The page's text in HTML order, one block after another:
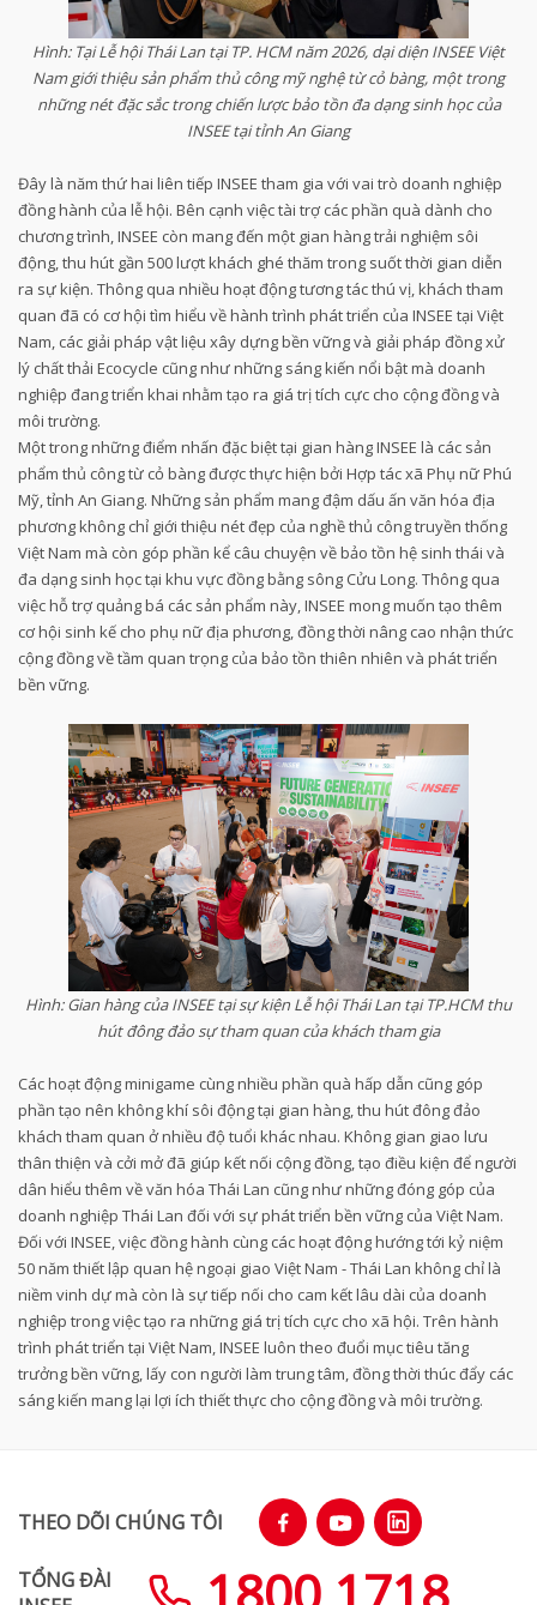
Hình: Tại Lễ hội Thái Lan tại TP. HCM năm 2026, dại diện INSEE Việt
Nam giới thiệu sản phẩm thủ công mỹ nghệ từ cỏ bàng, một trong
những nét đặc sắc trong chiến lược bảo tồn đa dạng sinh học của
INSEE tại tỉnh An Giang
Đây là năm thứ hai liên tiếp INSEE tham gia với vai trò doanh nghiệp
đồng hành của lễ hội. Bên cạnh việc tài trợ các phần quà dành cho
chương trình, INSEE còn mang đến một gian hàng trải nghiệm sôi
động, thu hút gần 500 lượt khách ghé thăm trong suốt thời gian diễn
ra sự kiện. Thông qua nhiều hoạt động tương tác thú vị, khách tham
quan đã có cơ hội tìm hiểu về hành trình phát triển của INSEE tại Việt
Nam, các giải pháp vật liệu xây dựng bền vững và giải pháp đồng xử
lý chất thải Ecocycle cũng như những sáng kiến nổi bật mà doanh
nghiệp đang triển khai nhằm tạo ra giá trị tích cực cho cộng đồng và
môi trường.
Một trong những điểm nhấn đặc biệt tại gian hàng INSEE là các sản
phẩm thủ công từ cỏ bàng được thực hiện bởi Hợp tác xã Phụ nữ Phú
Mỹ, tỉnh An Giang. Những sản phẩm mang đậm dấu ấn văn hóa địa
phương không chỉ giới thiệu nét đẹp của nghề thủ công truyền thống
Việt Nam mà còn góp phần kể câu chuyện về bảo tồn hệ sinh thái và
đa dạng sinh học tại khu vực đồng bằng sông Cửu Long. Thông qua
việc hỗ trợ quảng bá các sản phẩm này, INSEE mong muốn tạo thêm
cơ hội sinh kế cho phụ nữ địa phương, đồng thời nâng cao nhận thức
cộng đồng về tầm quan trọng của bảo tồn thiên nhiên và phát triển
bền vững.
Hình: Gian hàng của INSEE tại sự kiện Lễ hội Thái Lan tại TP.HCM thu
hút đông đảo sự tham quan của khách tham gia
Các hoạt động minigame cùng nhiều phần quà hấp dẫn cũng góp
phần tạo nên không khí sôi động tại gian hàng, thu hút đông đảo
khách tham quan ở nhiều độ tuổi khác nhau. Không gian giao lưu
thân thiện và cởi mở đã giúp kết nối cộng đồng, tạo điều kiện để người
dân hiểu thêm về văn hóa Thái Lan cũng như những đóng góp của
doanh nghiệp Thái Lan đối với sự phát triển bền vững của Việt Nam.
Đối với INSEE, việc đồng hành cùng các hoạt động hướng tới kỷ niệm
50 năm thiết lập quan hệ ngoại giao Việt Nam - Thái Lan không chỉ là
niềm vinh dự mà còn là sự tiếp nối cho cam kết lâu dài của doanh
nghiệp trong việc tạo ra những giá trị tích cực cho xã hội. Trên hành
trình phát triển tại Việt Nam, INSEE luôn theo đuổi mục tiêu tăng
trưởng bền vững, lấy con người làm trung tâm, đồng thời thúc đẩy các
sáng kiến mang lại lợi ích thiết thực cho cộng đồng và môi trường.
THEO DÕI CHÚNG TÔI
TỔNG ĐÀI